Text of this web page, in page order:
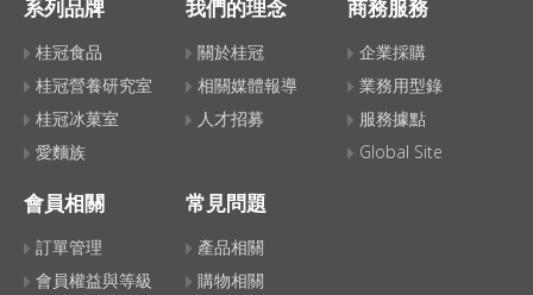
系列品牌
桂冠食品
桂冠營養研究室
桂冠冰菓室
愛麵族
我們的理念
關於桂冠
相關媒體報導
人才招募
商務服務
企業採購
業務用型錄
服務據點
Global Site
會員相關
訂單管理
會員權益與等級
常見問題
產品相關
購物相關